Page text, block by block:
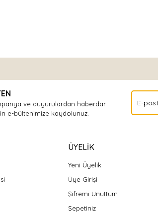
Yorum Yaz
ve duyurulardan haberdar
e-bültenimize kaydolunuz.
ÜYELİK
Yeni Üyelik
Üye Girişi
Şifremi Unuttum
Sepetiniz